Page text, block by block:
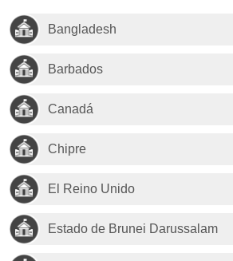
Bangladesh
Barbados
Canadá
Chipre
El Reino Unido
Estado de Brunei Darussalam